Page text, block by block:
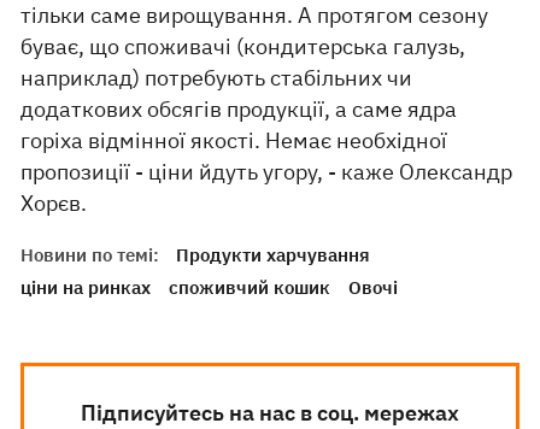
тільки саме вирощування. А протягом сезону
буває, що споживачі (кондитерська галузь,
наприклад) потребують стабільних чи
додаткових обсягів продукції, а саме ядра
горіха відмінної якості. Немає необхідної
пропозиції - ціни йдуть угору, - каже Олександр
Хорєв.
Новини по темі:
Продукти харчування
ціни на ринках
споживчий кошик Овочі
Підписуйтесь на нас в соц. мережах